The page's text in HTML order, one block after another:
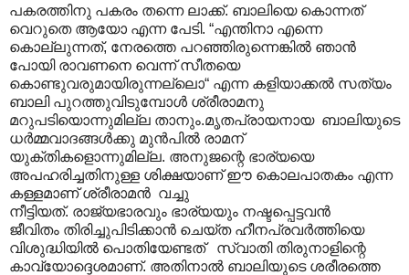
പകരത്തിനു പകരം തന്നെ ലാക്ക്. ബാലിയെ കൊന്നത്
വെറുതെ ആയോ എന്ന പേടി. “എന്തിനാ എന്നെ
കൊല്ലുന്നത്, നേരത്തെ പറഞ്ഞിരുന്നെങ്കിൽ ഞാൻ
പോയി രാവണനെ വെന്ന് സീതയെ
കൊണ്ടുവരുമായിരുന്നല്ലൊ“ എന്ന കളിയാക്കൽ സത്യം
ബാലി പുറത്തുവിടുമ്പോൾ ശ്രീരാമനു
മറുപടിയൊന്നുമില്ല താനും.മൃതപ്രായനായ ബാലിയുടെ
ധർമ്മവാദങ്ങൾക്കു മുൻപിൽ രാമന്
യുക്തികളൊന്നുമില്ല. അനുജന്റെ ഭാര്യയെ
അപഹരിച്ചതിനുള്ള ശിക്ഷയാണ് ഈ കൊലപാതകം എന്ന
കള്ളമാണ് ശ്രീരാമൻ വച്ചു
നീട്ടിയത്. രാജ്യഭാരവും ഭാര്യയും നഷ്ടപ്പെട്ടവൻ
ജീവിതം തിരിച്ചുപിടിക്കാൻ ചെയ്ത ഹീനപ്രവർത്തിയെ
വിശുദ്ധിയിൽ പൊതിയേണ്ടത് സ്വാതി തിരുനാളിന്റെ
കാവ്യോദ്ദെശമാണ്. അതിനാൽ ബാലിയുടെ ശരീരത്തെ